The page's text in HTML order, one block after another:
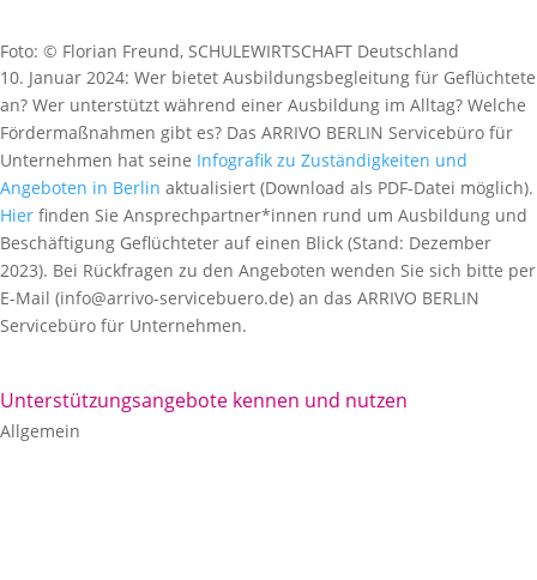
Foto: © Florian Freund, SCHULEWIRTSCHAFT Deutschland
10. Januar 2024: Wer bietet Ausbildungsbegleitung für Geflüchtete
an? Wer unterstützt während einer Ausbildung im Alltag? Welche
Fördermaßnahmen gibt es? Das ARRIVO BERLIN Servicebüro für
Unternehmen hat seine Infografik zu Zuständigkeiten und
Angeboten in Berlin aktualisiert (Download als PDF-Datei möglich).
Hier finden Sie Ansprechpartner*innen rund um Ausbildung und
Beschäftigung Geflüchteter auf einen Blick (Stand: Dezember
2023). Bei Rückfragen zu den Angeboten wenden Sie sich bitte per
E-Mail (info@arrivo-servicebuero.de) an das ARRIVO BERLIN
Servicebüro für Unternehmen.
Unterstützungsangebote kennen und nutzen
Allgemein